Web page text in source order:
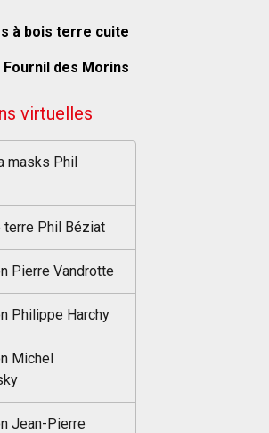
à bois terre cuite
des Morins
virtuelles
masks Phil
terre Phil Béziat
Pierre Vandrotte
Philippe Harchy
Michel
Jean-Pierre